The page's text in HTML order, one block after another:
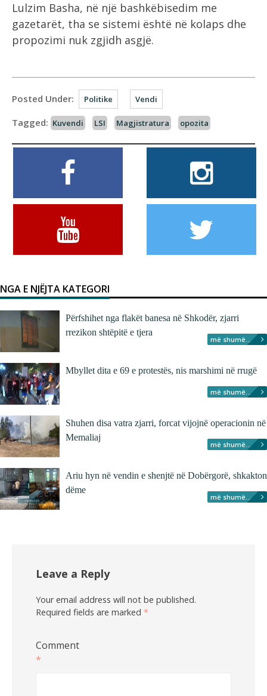
Lulzim Basha, në një bashkëbisedim me
gazetarët, tha se sistemi është në kolaps dhe
propozimi nuk zgjidh asgjë.
Posted Under: Politike Vendi
Tagged: Kuvendi LSI Magjistratura opozita
NGA E NJËJTA KATEGORI
Përfshihet nga flakët banesa në Shkodër, zjarri
rrezikon shtëpitë e tjera
më shumë...
Mbyllet dita e 69 e protestës, nis marshimi në rrugë
më shumë...
Shuhen disa vatra zjarri, forcat vijojnë operacionin në
Memaliaj
më shumë...
Ariu hyn në vendin e shenjtë në Dobërgorë, shkakton
dëme
më shumë...
Leave a Reply
Your email address will not be published.
Required fields are marked *
Comment
*